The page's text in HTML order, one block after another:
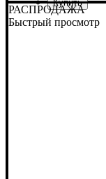
РАСПРОДАЖА
Быстрый просмотр